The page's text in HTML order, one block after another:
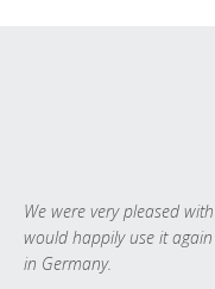
We were very pleased
would happily use it
in Germany.